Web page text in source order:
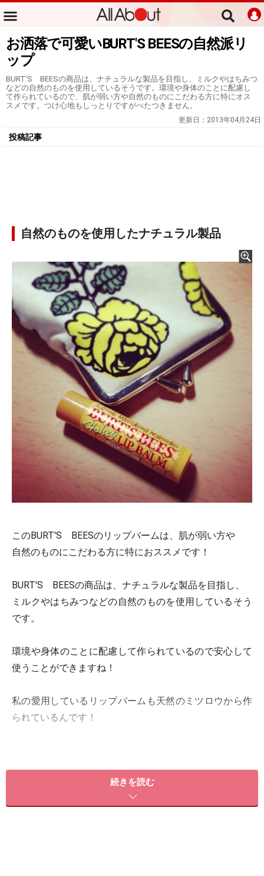
お洒落で可愛いBURT'S BEESの自然派リ
ップ
BURT'S BEESの商品は、ナチュラルな製品を目指し、ミルクやはちみつ
などの自然のものを使用しているそうです。環境や身体のことに配慮し
て作られているので、肌が弱い方や自然のものにこだわる方に特にオス
スメです。つけ心地もしっとりですがべたつきません。
更新日： 2013年04月24日
投稿記事
自然のものを使用したナチュラル製品
このBURT'S BEESのリップバームは、肌が弱い方や
自然のものにこだわる方に特におススメです！
BURT'S BEESの商品は、ナチュラルな製品を目指し、
ミルクやはちみつなどの自然のものを使用しているそう
です。
環境や身体のことに配慮して作られているので安心して
使うことができますね！
私の愛用しているリップバームも天然のミツロウから作
られているんです！
つけ心地もしっとりですがべたつきません。
続きを読む